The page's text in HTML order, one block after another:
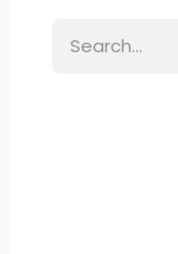
Search